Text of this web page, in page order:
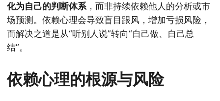
化为自己的判断体系 ，而非持续依赖他人的分析或市
场预测。依赖心理会导致盲目跟风，增加亏损风险，
而解决之道是从“听别人说”转向“自己做、自己总
结”。
依赖心理的根源与风险